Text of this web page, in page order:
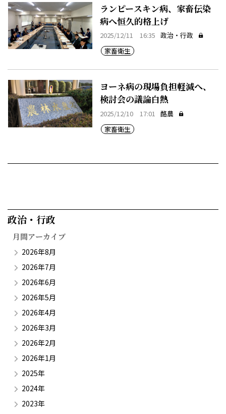
ランピースキン病、家畜伝染
病へ恒久的格上げ
2025/12/11 16:35 政治・行政
家畜衛生
ヨーネ病の現場負担軽減へ、
検討会の議論白熱
2025/12/10 17:01 酪農
家畜衛生
政治・行政​
月間アーカイブ
2026年8月
2026年7月
2026年6月
2026年5月
2026年4月
2026年3月
2026年2月
2026年1月
2025年
2024年
2023年